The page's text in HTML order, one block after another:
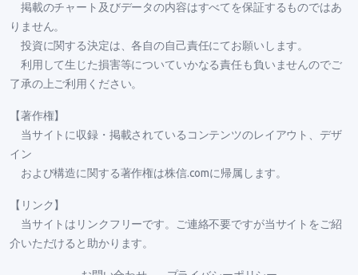
掲載のチャート及びデータの内容はすべてを保証するものではあ
りません。
投資に関する決定は、各自の自己責任にてお願いします。
利用して生じた損害等についていかなる責任も負いませんのでご
了承の上ご利用ください。
【著作権】
当サイトに収録・掲載されているコンテンツのレイアウト、デザ
イン
および構造に関する著作権は株信.comに帰属します。
【リンク】
当サイトはリンクフリーです。ご連絡不要ですが当サイトをご紹
介いただけると助かります。